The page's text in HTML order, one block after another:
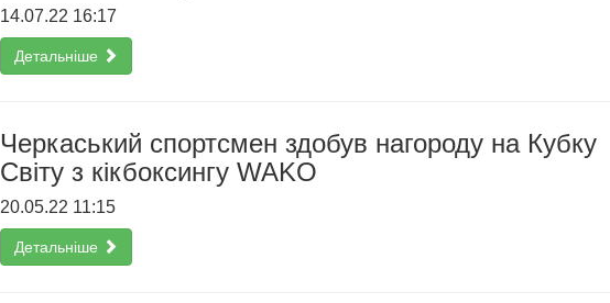
14.07.22 16:17
Детальніше
Черкаський спортсмен здобув нагороду на Кубку
Світу з кікбоксингу WAKO
20.05.22 11:15
Детальніше